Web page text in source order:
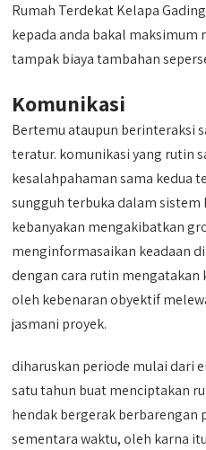
Rumah Terdekat Kelapa
kepada anda bakal maksimum
tampak biaya tambahan
Komunikasi
Bertemu ataupun berinteraksi
teratur. komunikasi yang rutin
kesalahpahaman sama kedua
sungguh terbuka dalam sistem
kebanyakan mengakibatkan
menginformasaikan keadaan
dengan cara rutin mengatakan
oleh kebenaran obyektif
jasmani proyek.
diharuskan periode mulai dari
satu tahun buat menciptakan
hendak bergerak berbarengan
sementara waktu, oleh karna